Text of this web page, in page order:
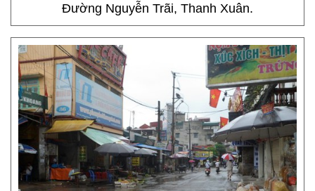
Đường Nguyễn Trãi, Thanh Xuân.